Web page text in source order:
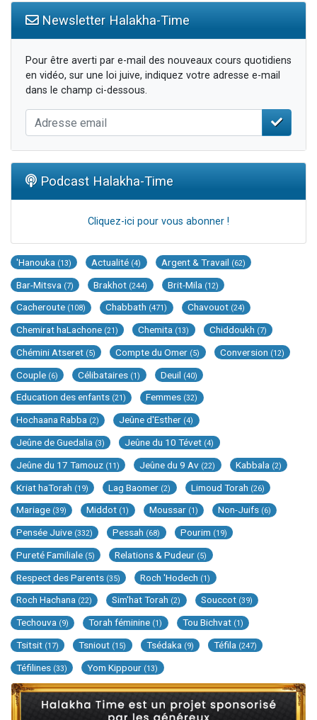
Newsletter Halakha-Time
Pour être averti par e-mail des nouveaux cours quotidiens
en vidéo, sur une loi juive, indiquez votre adresse e-mail
dans le champ ci-dessous.
Podcast Halakha-Time
Cliquez-ici pour vous abonner !
'Hanouka (13) Actualité (4) Argent & Travail (62)
Bar-Mitsva (7) Brakhot (244) Brit-Mila (12)
Cacheroute (108) Chabbath (471) Chavouot (24)
Chemirat haLachone (21) Chemita (13) Chiddoukh (7)
Chémini Atseret (5) Compte du Omer (5) Conversion (12)
Couple (6) Célibataires (1) Deuil (40)
Education des enfants (21) Femmes (32)
Hochaana Rabba (2) Jeûne d'Esther (4)
Jeûne de Guedalia (3) Jeûne du 10 Tévet (4)
Jeûne du 17 Tamouz (11) Jeûne du 9 Av (22) Kabbala (2)
Kriat haTorah (19) Lag Baomer (2) Limoud Torah (26)
Mariage (39) Middot (1) Moussar (1) Non-Juifs (6)
Pensée Juive (332) Pessah (68) Pourim (19)
Pureté Familiale (5) Relations & Pudeur (5)
Respect des Parents (35) Roch 'Hodech (1)
Roch Hachana (22) Sim'hat Torah (2) Souccot (39)
Techouva (9) Torah féminine (1) Tou Bichvat (1)
Tsitsit (17) Tsniout (15) Tsédaka (9) Téfila (247)
Téfilines (33) Yom Kippour (13)